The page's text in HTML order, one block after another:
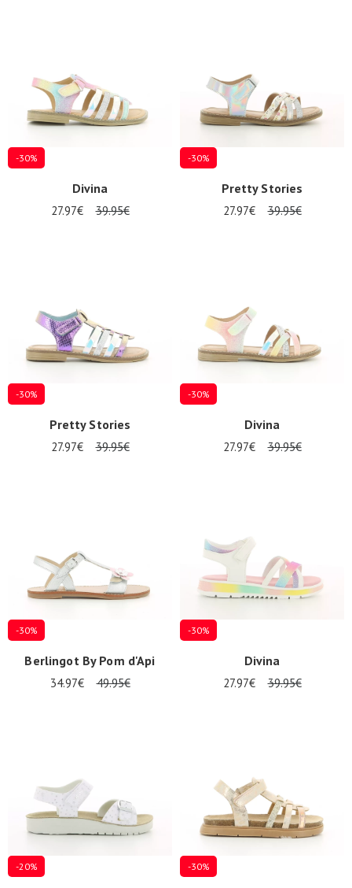
-30%
Divina
27.97€ 39.95€
-30%
Pretty Stories
27.97€ 39.95€
-30%
Pretty Stories
27.97€ 39.95€
-30%
Divina
27.97€ 39.95€
-30%
Berlingot By Pom d'Api
34.97€ 49.95€
-30%
Divina
27.97€ 39.95€
-20% -30%